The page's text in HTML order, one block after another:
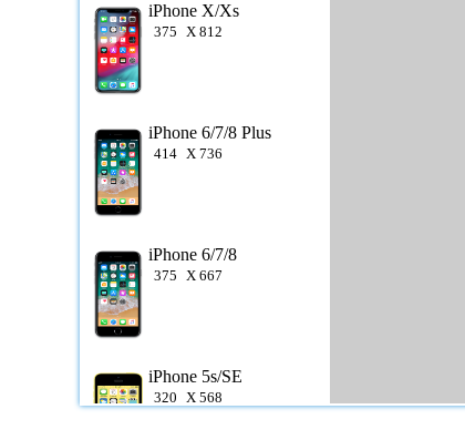
iPhone X/Xs
375 X 812
iPhone 6/7/8 Plus
414 X 736
iPhone 6/7/8
375 X 667
iPhone 5s/SE
320 X 568